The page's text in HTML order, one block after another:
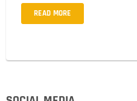
READ MORE